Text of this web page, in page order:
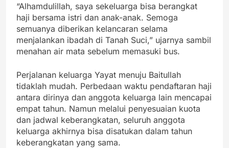
“Alhamdulillah, saya sekeluarga bisa berangkat
haji bersama istri dan anak-anak. Semoga
semuanya diberikan kelancaran selama
menjalankan ibadah di Tanah Suci,” ujarnya sambil
menahan air mata sebelum memasuki bus.
Perjalanan keluarga Yayat menuju Baitullah
tidaklah mudah. Perbedaan waktu pendaftaran haji
antara dirinya dan anggota keluarga lain mencapai
empat tahun. Namun melalui penyesuaian kuota
dan jadwal keberangkatan, seluruh anggota
keluarga akhirnya bisa disatukan dalam tahun
keberangkatan yang sama.